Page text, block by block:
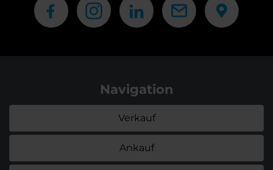
Navigation
Verkauf
Ankauf